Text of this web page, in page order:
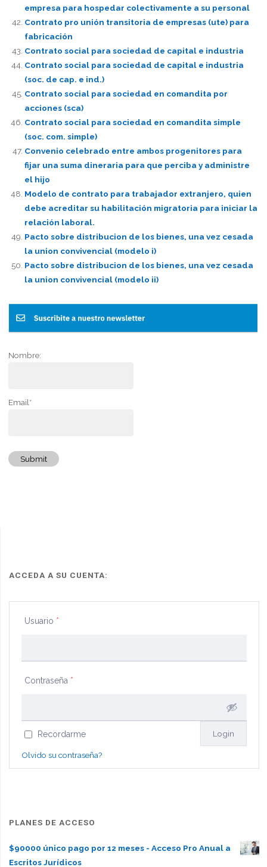
empresa para hospedar colectivamente a su personal
Contrato pro unión transitoria de empresas (ute) para
fabricación
Contrato social para sociedad de capital e industria
Contrato social para sociedad de capital e industria
(soc. de cap. e ind.)
Contrato social para sociedad en comandita por
acciones (sca)
Contrato social para sociedad en comandita simple
(soc. com. simple)
Convenio celebrado entre ambos progenitores para
fijar una suma dineraria para que perciba y administre
el hijo
Modelo de contrato para trabajador extranjero, quien
debe acreditar su habilitación migratoria para iniciar la
relación laboral.
Pacto sobre distribucion de los bienes, una vez cesada
la union convivencial (modelo i)
Pacto sobre distribucion de los bienes, una vez cesada
la union convivencial (modelo ii)
Nombre:
Email*
Submit
ACCEDA A SU CUENTA:
Usuario *
Contraseña *
Recordarme
Olvido su contraseña?
PLANES DE ACCESO
$90000 único pago por 12 meses - Acceso Pro Anual a
Escritos Jurídicos